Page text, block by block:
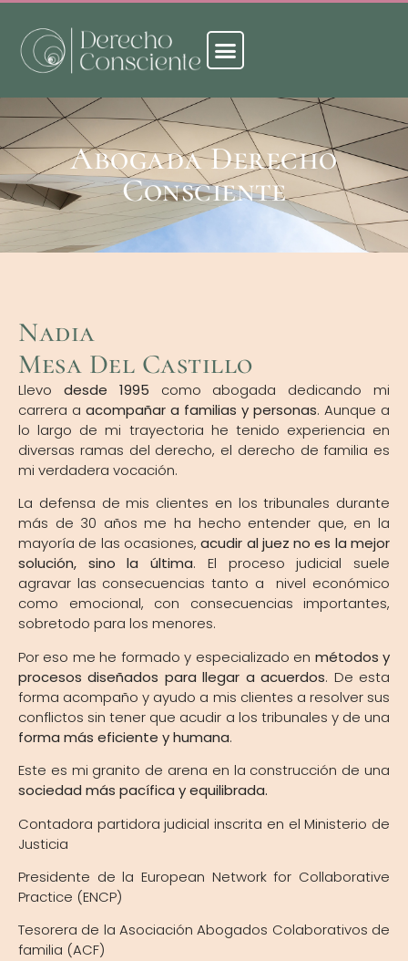
Abogada Derecho
Consciente
Nadia
Mesa Del Castillo
Llevo desde 1995 como abogada dedicando mi
carrera a acompañar a familias y personas. Aunque a
lo largo de mi trayectoria he tenido experiencia en
diversas ramas del derecho, el derecho de familia es
mi verdadera vocación.
La defensa de mis clientes en los tribunales durante
más de 30 años me ha hecho entender que, en la
mayoría de las ocasiones,acudir al juez no es la mejor
solución, sino la última. El proceso judicial suele
agravar las consecuencias tanto a nivel económico
como emocional, con consecuencias importantes,
sobretodo para los menores.
Por eso me he formado y especializado en métodos y
procesos diseñados para llegar a acuerdos. De esta
forma acompaño y ayudo a mis clientes a resolver sus
conflictos sin tener que acudir a los tribunales y de una
forma más eficiente y humana.
Este es mi granito de arena en la construcción de una
sociedad más pacífica y equilibrada.
Contadora partidora judicial inscrita en el Ministerio de
Justicia
Presidente de la European Network for Collaborative
Practice (ENCP)
Tesorera de la Asociación Abogados Colaborativos de
familia (ACF)